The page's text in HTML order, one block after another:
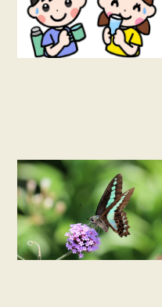
組合員活動
平和と国際連帯
パルシステムでんき
広報
復興支援
機関運営
2020年
2019年